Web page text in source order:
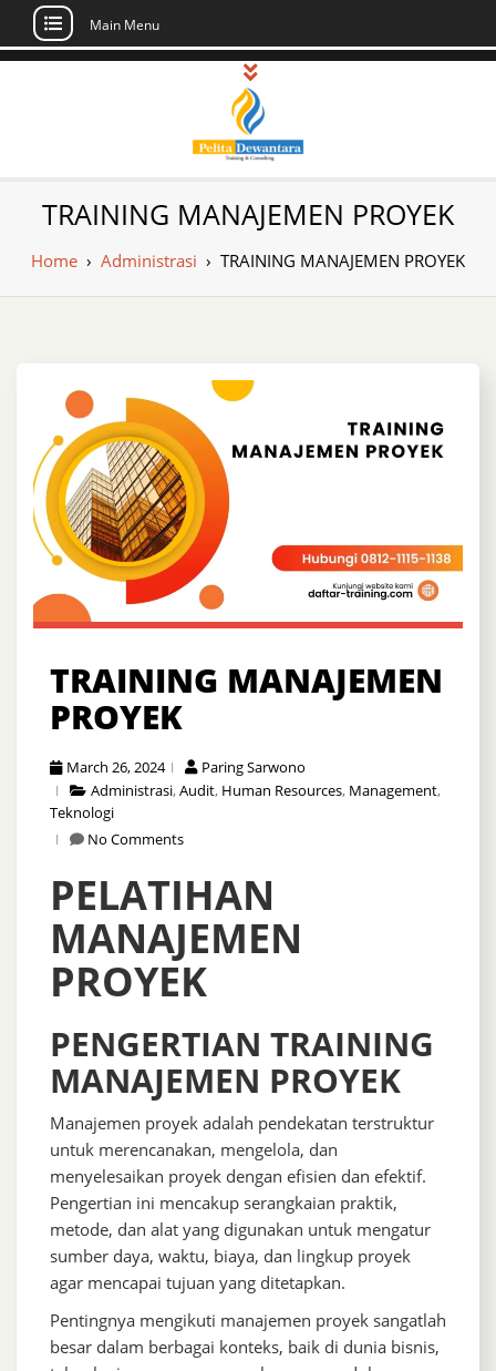
Skip
Main Menu
Pusat Pelatihan
dan Sertifikasi –
Daftar Training
Sertifikasi di Indonesia
TRAINING MANAJEMEN PROYEK
Home › Administrasi › TRAINING MANAJEMEN PROYEK
TRAINING MANAJEMEN
PROYEK
March 26, 2024
Paring Sarwono
Administrasi,Audit, Human Resources, Management,
Teknologi
No Comments
PELATIHAN
MANAJEMEN
PROYEK
PENGERTIAN TRAINING
MANAJEMEN PROYEK
Manajemen proyek adalah pendekatan terstruktur
untuk merencanakan, mengelola, dan
menyelesaikan proyek dengan efisien dan efektif.
Pengertian ini mencakup serangkaian praktik,
metode, dan alat yang digunakan untuk mengatur
sumber daya, waktu, biaya, dan lingkup proyek
agar mencapai tujuan yang ditetapkan.
Pentingnya mengikuti manajemen proyek sangatlah
besar dalam berbagai konteks, baik di dunia bisnis,